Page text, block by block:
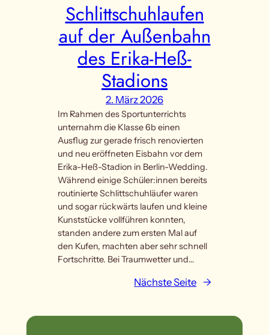
Schlittschuhlaufen
auf der Außenbahn
des Erika-Heß-
Stadions
2. März 2026
Im Rahmen des Sportunterrichts
unternahm die Klasse 6b einen
Ausflug zur gerade frisch renovierten
und neu eröffneten Eisbahn vor dem
Erika-Heß-Stadion in Berlin-Wedding.
Während einige Schüler:innen bereits
routinierte Schlittschuhläufer waren
und sogar rückwärts laufen und kleine
Kunststücke vollführen konnten,
standen andere zum ersten Mal auf
den Kufen, machten aber sehr schnell
Fortschritte. Bei Traumwetter und…
Nächste Seite →